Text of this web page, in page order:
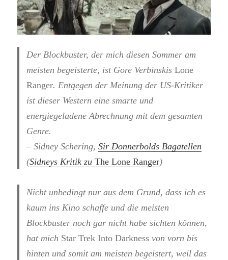
Der Blockbuster, der mich diesen Sommer am
meisten begeisterte, ist Gore VerbinskisLone
Ranger. Entgegen der Meinung der US-Kritiker
ist dieser Western eine smarte und
energiegeladene Abrechnung mit dem gesamten
Genre.
– Sidney Schering,Sir Donnerbolds Bagatellen
(Sidneys Kritik zuThe Lone Ranger)
Nicht unbedingt nur aus dem Grund, dass ich es
kaum ins Kino schaffe und die meisten
Blockbuster noch gar nicht habe sichten können,
hat mich Star Trek Into Darkness von vorn bis
hinten und somit am meisten begeistert, weil das